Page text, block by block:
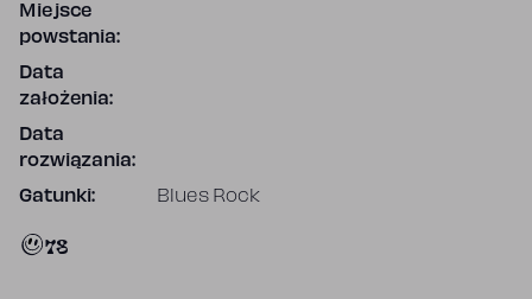
Miejsce
powstania:
Data
założenia:
Data
rozwiązania:
Gatunki: Blues Rock
78